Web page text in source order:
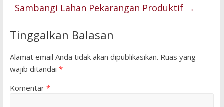
Sambangi Lahan Pekarangan Produktif →
Tinggalkan Balasan
Alamat email Anda tidak akan dipublikasikan. Ruas yang
wajib ditandai *
Komentar *